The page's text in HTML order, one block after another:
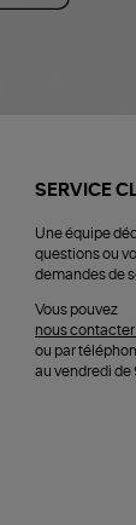
SERVICE
Une équipe
questions ou
demandes de
Vous pouvez
nous contacter
ou par
au vendredi de